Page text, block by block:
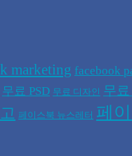
marketing facebook
무료 PSD 무료 디자인 무
페이스북 뉴스레터 페